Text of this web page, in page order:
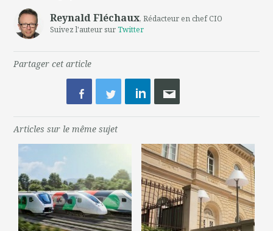
Reynald Fléchaux, Rédacteur en chef CIO
Suivez l'auteur surTwitter
Partager cet article
Articles sur le même sujet